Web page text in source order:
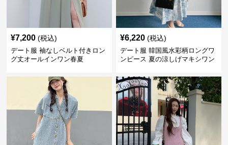
¥7,200 (税込)
デート服 袖なしベルト付きロン
グ丈オールインワン春夏
¥6,220 (税込)
デート服 韓国風水彩柄ロングワ
ンピース 夏の涼しげマキシワン